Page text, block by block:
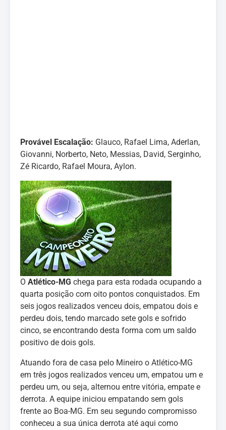
Provável Escalação: Glauco, Rafael Lima, Aderlan,
Giovanni, Norberto, Neto, Messias, David, Serginho,
Zé Ricardo, Rafael Moura, Aylon.
O Atlético-MG chega para esta rodada ocupando a
quarta posição com oito pontos conquistados. Em
seis jogos realizados venceu dois, empatou dois e
perdeu dois, tendo marcado sete gols e sofrido
cinco, se encontrando desta forma com um saldo
positivo de dois gols.
Atuando fora de casa pelo Mineiro o Atlético-MG
em três jogos realizados venceu um, empatou um e
perdeu um, ou seja, alternou entre vitória, empate e
derrota. A equipe iniciou empatando sem gols
frente ao Boa-MG. Em seu segundo compromisso
conheceu a sua única derrota até aqui como